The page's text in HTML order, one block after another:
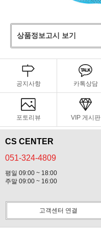
상품정보고시 보기
공지사항 카톡상담
포토리뷰 VIP 게시판
CS CENTER
051-324-4809
평일 09:00 ~ 18:00
주말 09:00 ~ 16:00
고객센터 연결